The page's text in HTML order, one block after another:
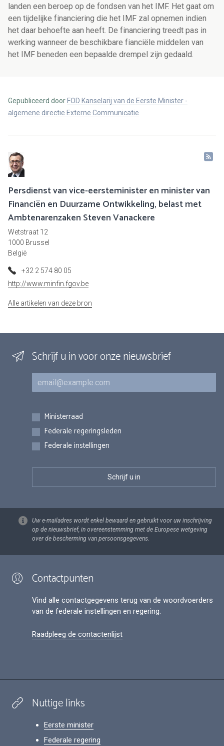
landen een beroep op de fondsen van het IMF. Het gaat om
een tijdelijke financiering die het IMF zal opnemen indien
het daar behoefte aan heeft. De financiering treedt pas in
werking wanneer de beschikbare fianciële middelen van
het IMF beneden een bepaalde drempel zijn gedaald.
Gepubliceerd door FOD Kanselarij van de Eerste Minister -
algemene directie Externe Communicatie
Persdienst van vice-eersteminister en minister van
Financiën en Duurzame Ontwikkeling, belast met
Ambtenarenzaken Steven Vanackere
Wetstraat 12
1000 Brussel
België
+32 2 574 80 05
http://www.minfin.fgov.be
Alle artikelen van deze bron
Schrijf u in voor onze nieuwsbrief
E-mail
Inschrijvingen
Ministerraad
Federale regeringsleden
Federale instellingen
Uw e-mailadres wordt enkel bewaard en gebruikt voor uw inschrijving
op de nieuwsbrief, in overeenstemming met de Europese wetgeving
over de bescherming van persoonsgegevens.
Contactpunten
Vind alle contactgegevens terug van de woordvoerders
van de federale instellingen en regering.
Raadpleeg de contactenlijst
Nuttige links
Eerste minister
Federale regering